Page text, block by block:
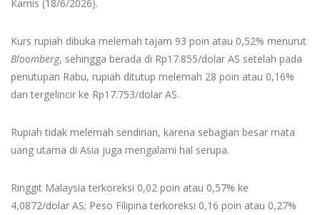
Kamis (18/6/2026).
Kurs rupiah dibuka melemah tajam 93 poin atau 0,52% menurut
Bloomberg, sehingga berada di Rp17.855/dolar AS setelah pada
penutupan Rabu, rupiah ditutup melemah 28 poin atau 0,16%
dan tergelincir ke Rp17.753/dolar AS.
Rupiah tidak melemah sendirian, karena sebagian besar mata
uang utama di Asia juga mengalami hal serupa.
Ringgit Malaysia terkoreksi 0,02 poin atau 0,57% ke
4,0872/dolar AS; Peso Filipina terkoreksi 0,16 poin atau 0,27%